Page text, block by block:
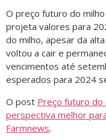
O preço futuro do
projeta valores para
do milho, apesar da
voltou a cair e
vencimentos até
esperados para 2024
O post Preço futuro do
perspectiva melhor
Farmnews.